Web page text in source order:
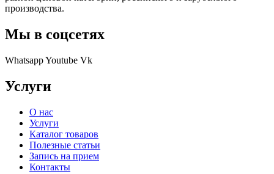
производства.
Мы в соцсетях
WhatsappYoutube Vk
Услуги
О нас
Услуги
Каталог товаров
Полезные статьи
Запись на прием
Контакты